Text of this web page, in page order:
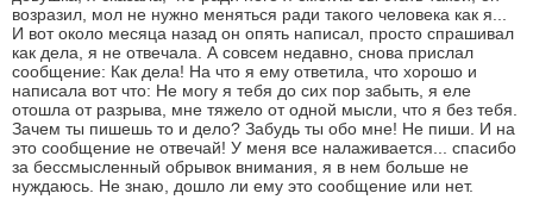
возразил, мол не нужно меняться ради такого человека как я...
И вот около месяца назад он опять написал, просто спрашивал
как дела, я не отвечала. А совсем недавно, снова прислал
сообщение: Как дела! На что я ему ответила, что хорошо и
написала вот что: Не могу я тебя до сих пор забыть, я еле
отошла от разрыва, мне тяжело от одной мысли, что я без тебя.
Зачем ты пишешь то и дело? Забудь ты обо мне! Не пиши. И на
это сообщение не отвечай! У меня все налаживается... спасибо
за бессмысленный обрывок внимания, я в нем больше не
нуждаюсь. Не знаю, дошло ли ему это сообщение или нет.